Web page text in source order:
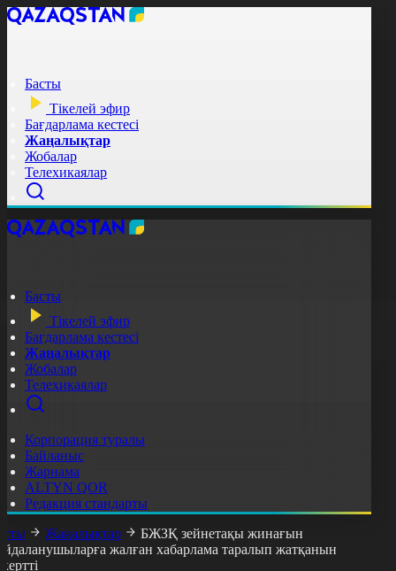
Басты
Тікелей эфир
Бағдарлама кестесі
Жаңалықтар
Жобалар
Телехикаялар
Басты
Тікелей эфир
Бағдарлама кестесі
Жаңалықтар
Жобалар
Телехикаялар
Корпорация туралы
Байланыс
Жарнама
ALTYN QOR
Редакция стандарты
Жаңалықтар
БЖЗҚ зейнетақы жинағын
жалған хабарлама таралып жатқанын